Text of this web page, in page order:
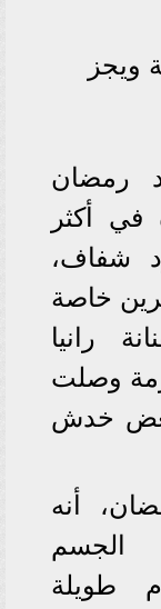
ويجز
رمضان
في أكثر
شفاف،
خاصة
رانيا
وصلت
خدش
أنه
طويلة